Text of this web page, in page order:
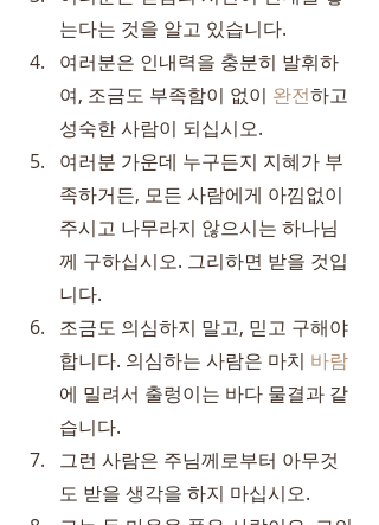
는다는 것을 알고 있습니다.
여러분은 인내력을 충분히 발휘하
여, 조금도 부족함이 없이 완전하고
성숙한 사람이 되십시오.
여러분 가운데 누구든지 지혜가 부
족하거든, 모든 사람에게 아낌없이
주시고 나무라지 않으시는 하나님
께 구하십시오. 그리하면 받을 것입
니다.
조금도 의심하지 말고, 믿고 구해야
합니다. 의심하는 사람은 마치 바람
에 밀려서 출렁이는 바다 물결과 같
습니다.
그런 사람은 주님께로부터 아무것
도 받을 생각을 하지 마십시오.